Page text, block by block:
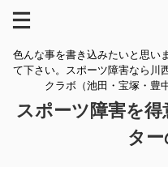
色んな事を書き込みたいと思い
て下さい。スポーツ障害なら川
クラボ（池田・宝塚・豊
スポーツ障害を
タ